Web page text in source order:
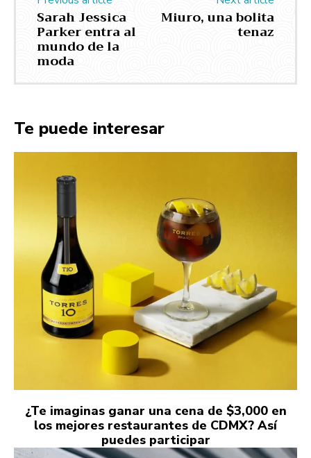
Sarah Jessica
Parker entra al
mundo de la
moda
Miuro, una bolita
tenaz
Te puede interesar
¿Te imaginas ganar una cena de $3,000 en
los mejores restaurantes de CDMX? Así
puedes participar